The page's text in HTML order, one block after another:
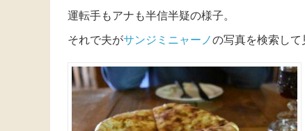
運転手もアナも半信半疑の様子。
それで夫がサンジミニャーノの写真を検索して